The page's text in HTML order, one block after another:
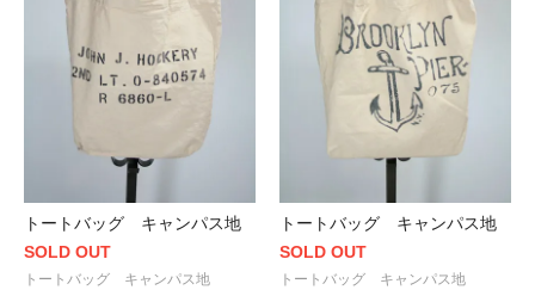
トートバッグ キャンパス地
SOLD OUT
トートバッグ キャンパス地
トートバッグ キャンパス地
SOLD OUT
トートバッグ キャンパス地